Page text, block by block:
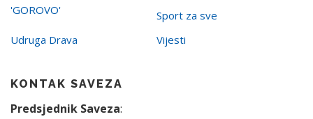
'GOROVO'
Sport za sve
Udruga Drava
Vijesti
KONTAK SAVEZA
Predsjednik Saveza: